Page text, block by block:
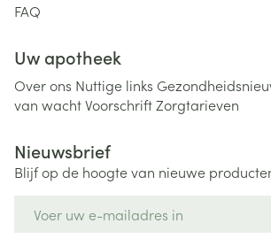
FAQ
Uw apotheek
Over ons Nuttige links
van wachtVoorschriftZorgtarieven
Nieuwsbrief
Blijf op de hoogte van nieuwe